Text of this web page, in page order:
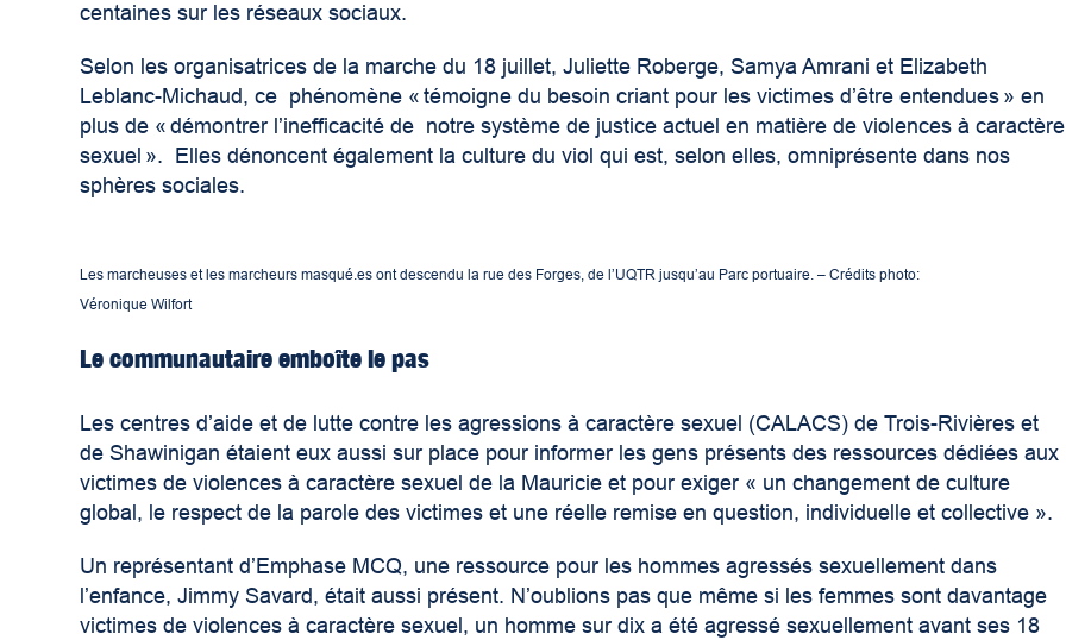
centaines sur les réseaux sociaux.
Selon les organisatrices de la marche du 18 juillet, Juliette Roberge, Samya Amrani et Elizabeth
Leblanc-Michaud, ce phénomène « témoigne du besoin criant pour les victimes d’être entendues » en
plus de « démontrer l’inefficacité de notre système de justice actuel en matière de violences à caractère
sexuel ». Elles dénoncent également la culture du viol qui est, selon elles, omniprésente dans nos
sphères sociales.
Les marcheuses et les marcheurs masqué.es ont descendu la rue des Forges, de l’UQTR jusqu’au Parc portuaire. – Crédits photo:
Véronique Wilfort
Le communautaire emboîte le pas
Les centres d’aide et de lutte contre les agressions à caractère sexuel (CALACS) de Trois-Rivières et
de Shawinigan étaient eux aussi sur place pour informer les gens présents des ressources dédiées aux
victimes de violences à caractère sexuel de la Mauricie et pour exiger « un changement de culture
global, le respect de la parole des victimes et une réelle remise en question, individuelle et collective ».
Un représentant d’Emphase MCQ, une ressource pour les hommes agressés sexuellement dans
l’enfance, Jimmy Savard, était aussi présent. N’oublions pas que même si les femmes sont davantage
victimes de violences à caractère sexuel, un homme sur dix a été agressé sexuellement avant ses 18